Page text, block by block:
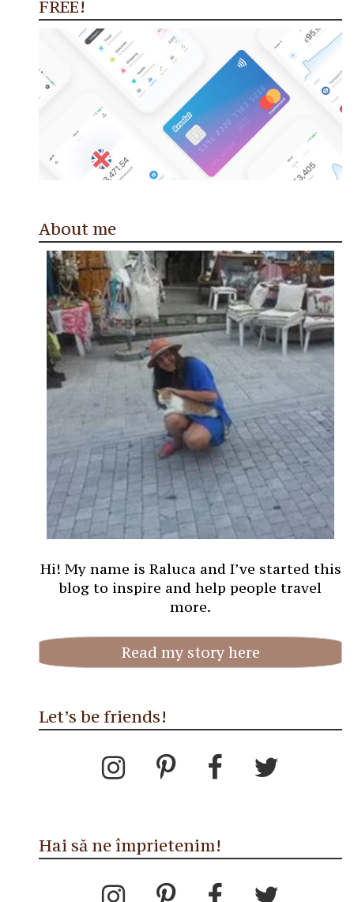
FREE!
About me
Hi! My name is Raluca and I’ve started this
blog to inspire and help people travel
more.
Read my story here
Let’s be friends!
Hai să ne împrietenim!